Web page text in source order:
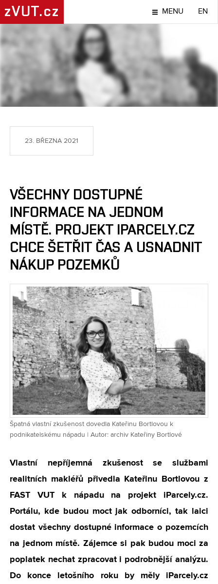
zVUT.cz MENU EN
NÁPADY A OBJEVY
23. BŘEZNA 2021
VŠECHNY DOSTUPNÉ
INFORMACE NA JEDNOM
MÍSTĚ. PROJEKT IPARCELY.CZ
CHCE ŠETŘIT ČAS A USNADNIT
NÁKUP POZEMKŮ
Špatná vlastní zkušenost dovedla Kateřinu Bortlovou k
podnikatelskému nápadu | Autor: archiv Kateřiny Bortlové
Vlastní nepříjemná zkušenost se službami
realitních makléřů přivedla Kateřinu Bortlovou z
FAST VUT k nápadu na projekt iParcely.cz.
Portálu, kde budou moct jak odborníci, tak laici
dostat všechny dostupné informace o pozemcích
na jednom místě. Zájemce si pak budou moci za
poplatek nechat zpracovat i podrobnější analýzu.
Do konce letošního roku by měly iParcely.cz